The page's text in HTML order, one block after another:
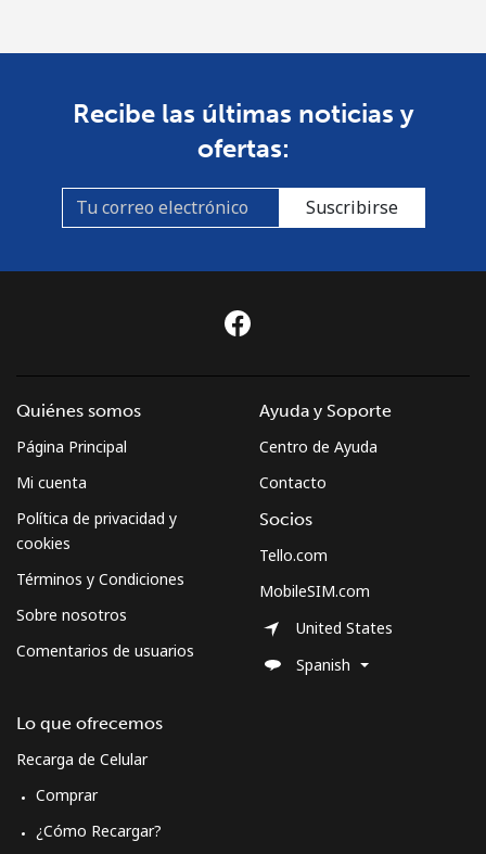
Recibe las últimas noticias y
ofertas:
Suscribirse
Quiénes somos
Página Principal
Mi cuenta
Política de privacidad y
cookies
Términos y Condiciones
Sobre nosotros
Comentarios de usuarios
Lo que ofrecemos
Recarga de Celular
Comprar
¿Cómo Recargar?
Ayuda y Soporte
Centro de Ayuda
Contacto
Socios
Tello.com
MobileSIM.com
United States
Spanish